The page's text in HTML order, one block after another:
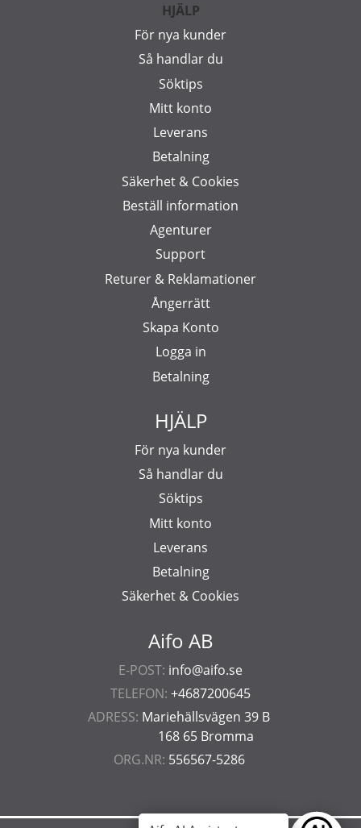
Aifo AB
E-POST: info@aifo.se
TELEFON: +4687200645
ADRESS: Mariehällsvägen 39 B
168 65 Bromma
ORG.NR: 556567-5286
HJÄLP
För nya kunder
Så handlar du
Söktips
Mitt konto
Leverans
Betalning
Säkerhet & Cookies
Beställ information
Agenturer
Support
Returer & Reklamationer
Ångerrätt
Skapa Konto
Logga in
Betalning
HJÄLP
För nya kunder
Så handlar du
Söktips
Mitt konto
Leverans
Betalning
Säkerhet & Cookies